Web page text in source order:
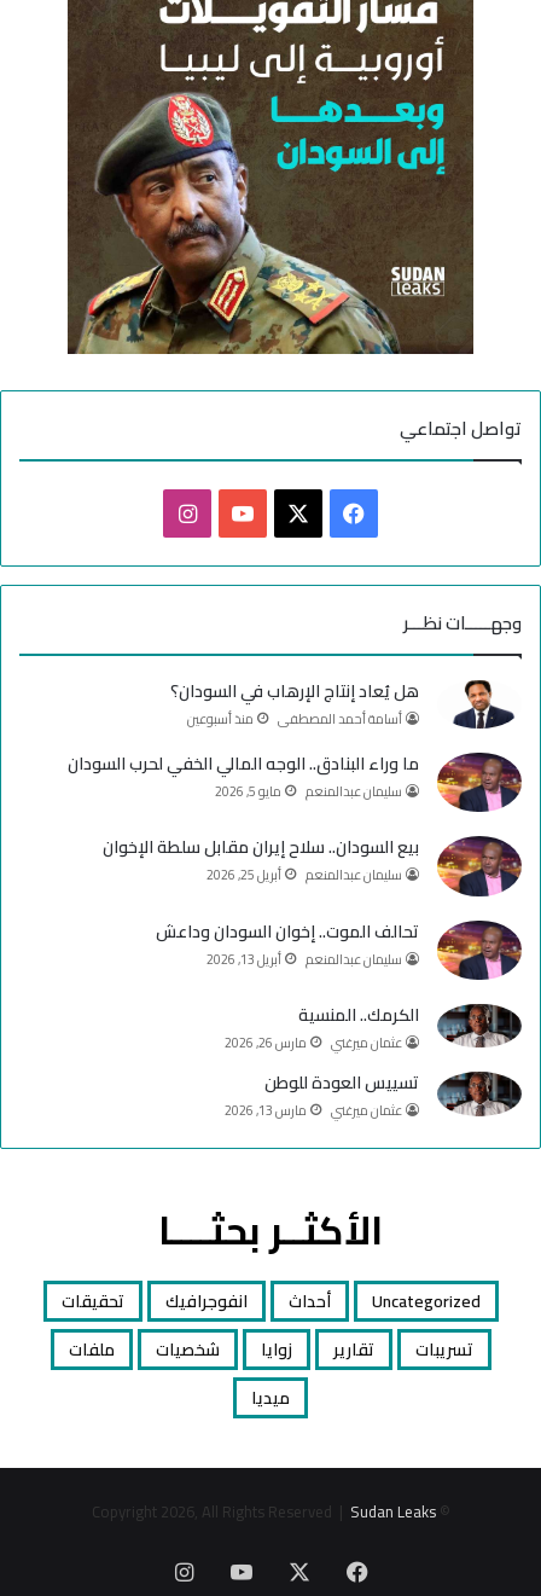
تواصل اجتماعي
ي
ب
و
ك
X
Y
u
T
u
b
e
ن
ت
ق
م
وجهـــــات نظـــر
هل يُعاد إنتاج الإرهاب في السودان؟
أسامة أحمد المصطفى منذ أسبوعين
ما وراء البنادق.. الوجه المالي الخفي لحرب السودان
سليمان عبدالمنعم مايو 5, 2026
بيع السودان.. سلاح إيران مقابل سلطة الإخوان
سليمان عبدالمنعم أبريل 25, 2026
تحالف الموت.. إخوان السودان وداعش
سليمان عبدالمنعم أبريل 13, 2026
الكرمك.. المنسية
عثمان ميرغني مارس 26, 2026
تسييس العودة للوطن
عثمان ميرغني مارس 13, 2026
الأكثــر بحثــــا
Uncategorized أحداث انفوجرافيك
تحقيقات
تسريبات
تقارير زوايا شخصيات
ملفات
ميديا
© Copyright 2026, All Rights Reserved |
Sudan Leaks
فيسبوك ‫YouTube